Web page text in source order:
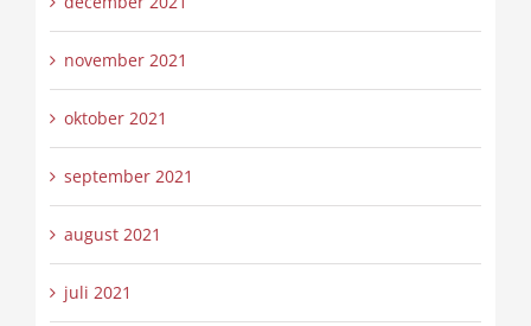
november 2021
oktober 2021
september 2021
august 2021
juli 2021